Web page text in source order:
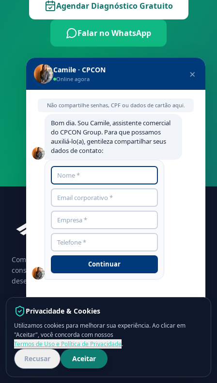
Agendar Diagnóstico Gratuito
Falar no WhatsApp
Conformidade Garantida
Diagnóstico em 48h
Suporte Especializado
Com 30 anos de história, o Grupo CPCON é líder em
consultoria, controle interno, tecnologia RFID e
desenvolvimento de soluções digitais.
NAVEGAÇÃO
Home
Camile · CPCON
Online agora ×
Não compartilhe senhas, CPF ou dados de cartão aqui.
Bom dia. Sou Camile, assistente comercial
do CPCON Group. Para que possamos
auxiliá-lo(a), gentileza compartilhar seus
dados de contato:
Continuar
Privacidade & Cookies
Utilizamos cookies para melhorar sua experiência. Ao clicar em
"Aceitar", você concorda com nossos
Termos de Uso e Política de Privacidade.
Recusar Aceitar